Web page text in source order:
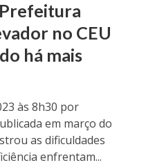
no CEU
há mais
às 8h30 por
em março do
as dificuldades
enfrentam...